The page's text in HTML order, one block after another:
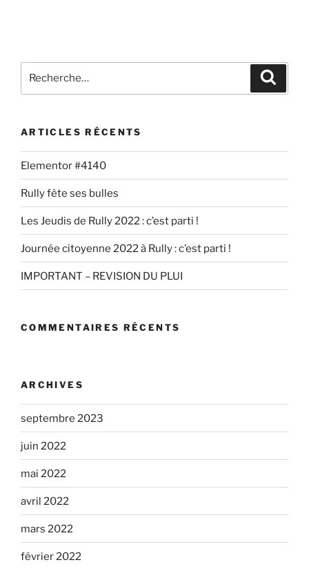
ARTICLES RÉCENTS
Elementor #4140
Rully fête ses bulles
Les Jeudis de Rully 2022 : c’est parti !
Journée citoyenne 2022 à Rully : c’est parti !
IMPORTANT – REVISION DU PLUI
COMMENTAIRES RÉCENTS
ARCHIVES
septembre 2023
juin 2022
mai 2022
avril 2022
mars 2022
février 2022